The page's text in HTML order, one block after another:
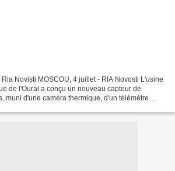
Novisti MOSCOU, 4 juillet - RIA Novosti L'usine
de l'Oural a conçu un nouveau capteur de
muni d'une caméra thermique, d'un télémètre